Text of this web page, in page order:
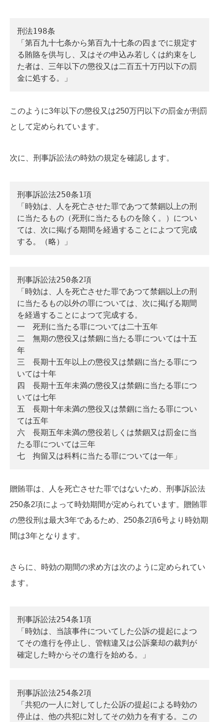
刑法198条
「第百九十七条から第百九十七条の四までに規定す
る賄賂を供与し、又はその申込み若しくは約束をし
た者は、三年以下の懲役又は二百五十万円以下の罰
金に処する。」
このように3年以下の懲役又は250万円以下の罰金が刑罰
として定められています。
次に、刑事訴訟法の時効の規定を確認します。
刑事訴訟法250条1項
「時効は、人を死亡させた罪であつて禁錮以上の刑
に当たるもの（死刑に当たるものを除く。）につい
ては、次に掲げる期間を経過することによつて完成
する。（略）」
刑事訴訟法250条2項
「時効は、人を死亡させた罪であつて禁錮以上の刑
に当たるもの以外の罪については、次に掲げる期間
を経過することによつて完成する。
一　死刑に当たる罪については二十五年
二　無期の懲役又は禁錮に当たる罪については十五
年
三　長期十五年以上の懲役又は禁錮に当たる罪につ
いては十年
四　長期十五年未満の懲役又は禁錮に当たる罪につ
いては七年
五　長期十年未満の懲役又は禁錮に当たる罪につい
ては五年
六　長期五年未満の懲役若しくは禁錮又は罰金に当
たる罪については三年
七　拘留又は科料に当たる罪については一年」
贈賄罪は、人を死亡させた罪ではないため、刑事訴訟法
250条2項によって時効期間が定められています。贈賄罪
の懲役刑は最大3年であるため、250条2項6号より時効期
間は3年となります。
さらに、時効の期間の求め方は次のように定められてい
ます。
刑事訴訟法254条1項
「時効は、当該事件についてした公訴の提起によつ
てその進行を停止し、管轄違又は公訴棄却の裁判が
確定した時からその進行を始める。」
刑事訴訟法254条2項
「共犯の一人に対してした公訴の提起による時効の
停止は、他の共犯に対してその効力を有する。この